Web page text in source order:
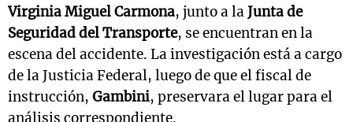
Virginia Miguel Carmona, junto a laJunta de
Seguridad del Transporte, se encuentran en la
escena del accidente. La investigación está a cargo
de la Justicia Federal, luego de que el fiscal de
instrucción, Gambini, preservara el lugar para el
análisis correspondiente.